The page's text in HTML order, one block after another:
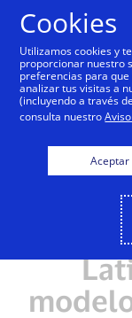
Las
Cookies
Utilizamos cookies y
proporcionar nuestro
preferencias para
analizar tus visitas a
(incluyendo a través
consulta nuestro
Aceptar